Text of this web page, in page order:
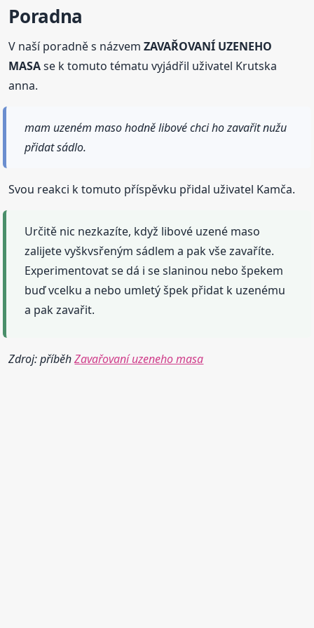
Poradna
V naší poradně s názvemZAVAŘOVANÍ UZENEHO
MASAse k tomuto tématu vyjádřil uživatel Krutska
anna.
mam uzeném maso hodně libové chci ho zavařit nužu
přidat sádlo.
Svou reakci k tomuto příspěvku přidal uživatel Kamča.
Určitě nic nezkazíte, když libové uzené maso
zalijete vyškvsřeným sádlem a pak vše zavaříte.
Experimentovat se dá i se slaninou nebo špekem
buď vcelku a nebo umletý špek přidat k uzenému
a pak zavařit.
Zdroj: příběhZavařovaní uzeneho masa